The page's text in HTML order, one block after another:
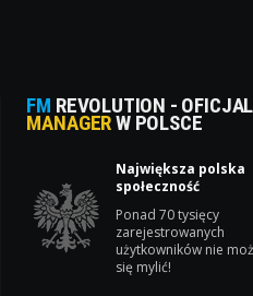
FM REVOLUTION -
MANAGERW POLSCE
Największa polska
społeczność
Ponad 70 tysięcy
zarejestrowanych
użytkowników nie
się mylić!